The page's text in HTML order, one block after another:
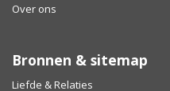
Over ons
Bronnen & sitemap
Liefde & Relaties